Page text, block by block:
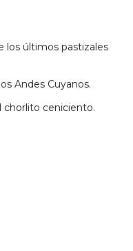
los últimos pastizales
Andes Cuyanos.
chorlito ceniciento.